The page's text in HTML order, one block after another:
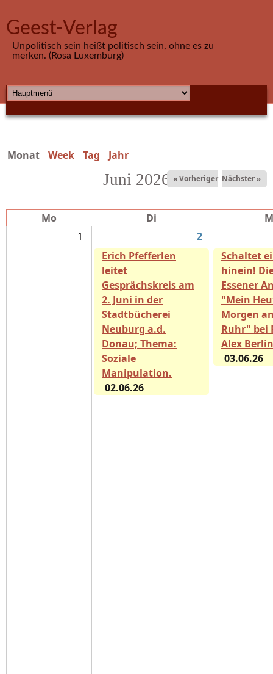
Geest-Verlag
Unpolitisch sein heißt politisch sein, ohne es zu
merken. (Rosa Luxemburg)
HAUPTMENÜ
Monat (aktiver Reiter)
Week Tag Jahr
Juni 2026 « Vorheriger Nächster »
Mo Di
1
2
Erich Pfefferlen
leitet
Gesprächskreis am
2. Juni in der
Stadtbücherei
Neuburg a.d.
Donau; Thema:
Soziale
Manipulation.
02.06.26
Schaltet
hinein!
Essener
"Mein
Morgen
Ruhr" bei
Alex Berlin
03.06.26